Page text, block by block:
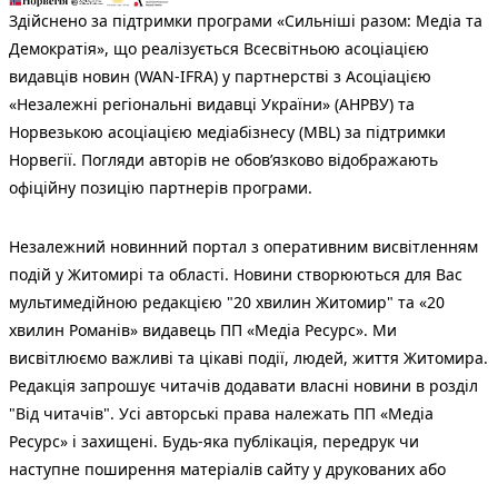
Здійснено за підтримки програми «Сильніші разом: Медіа та
Демократія», що реалізується Всесвітньою асоціацією
видавців новин (WAN-IFRA) у партнерстві з Асоціацією
«Незалежні регіональні видавці України» (АНРВУ) та
Норвезькою асоціацією медіабізнесу (MBL) за підтримки
Норвегії. Погляди авторів не обов’язково відображають
офіційну позицію партнерів програми.
Незалежний новинний портал з оперативним висвітленням
подій у Житомирі та області. Новини створюються для Вас
мультимедійною редакцією "20 хвилин Житомир" та «20
хвилин Романів» видавець ПП «Медіа Ресурс». Ми
висвітлюємо важливі та цікаві події, людей, життя Житомира.
Редакція запрошує читачів додавати власні новини в розділ
"Від читачів". Усі авторські права належать ПП «Медіа
Ресурс» і захищені. Будь-яка публiкацiя, передрук чи
наступне поширення матеріалів сайту у друкованих або